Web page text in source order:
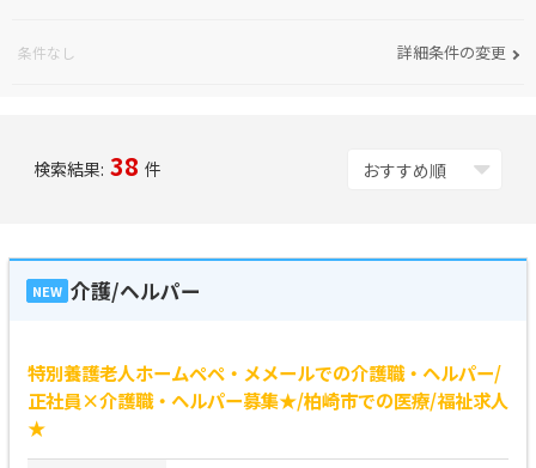
条件なし 詳細条件の変更
検索結果: 38 件
NEW 介護/ヘルパー
特別養護老人ホームペペ・メメールでの介護職・ヘルパー/
正社員×介護職・ヘルパー募集★/柏崎市での医療/福祉求人
★